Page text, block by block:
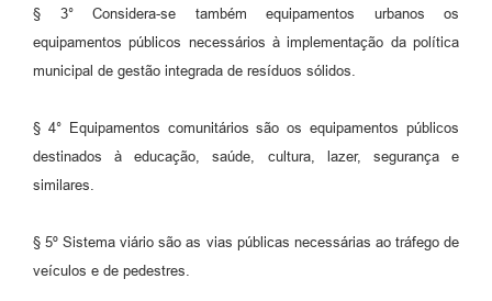
§ 3° Considera-se também equipamentos urbanos os
equipamentos públicos necessários à implementação da política
municipal de gestão integrada de resíduos sólidos.
§ 4° Equipamentos comunitários são os equipamentos públicos
destinados à educação, saúde, cultura, lazer, segurança e
similares.
§ 5º Sistema viário são as vias públicas necessárias ao tráfego de
veículos e de pedestres.